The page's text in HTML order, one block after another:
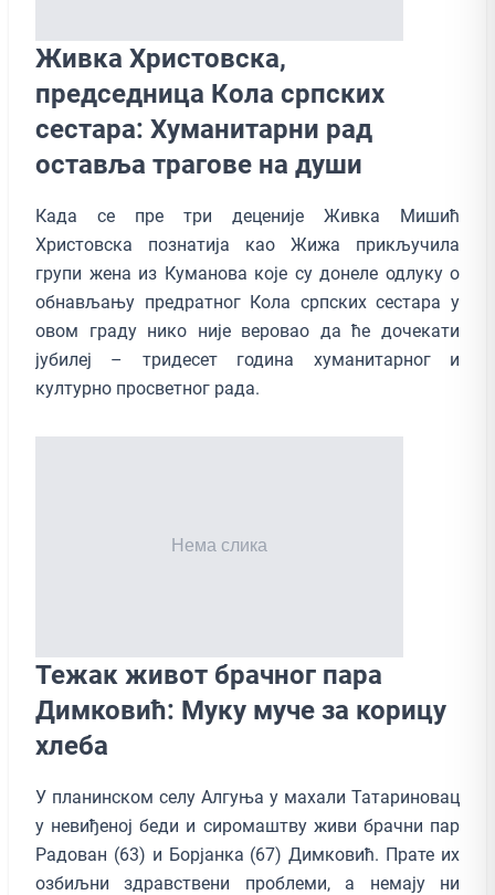
Живка Христовска,
председница Кола српских
сестара: Хуманитарни рад
оставља трагове на души
Када се пре три деценије Живка Мишић
Христовска познатија као Жижа прикључила
групи жена из Куманова које су донеле одлуку о
обнављању предратног Кола српских сестара у
овом граду нико није веровао да ће дочекати
јубилеј – тридесет година хуманитарног и
културно просветног рада.
Тежак живот брачног пара
Димковић: Муку муче за корицу
хлеба
У планинском селу Алгуња у махали Татариновац
у невиђеној беди и сиромаштву живи брачни пар
Радован (63) и Борјанка (67) Димковић. Прате их
озбиљни здравствени проблеми, а немају ни